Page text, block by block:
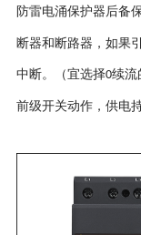
防雷电涌保护器后备
断器和断路器，如果
中断。（宜选择0续流
前级开关动作，供电